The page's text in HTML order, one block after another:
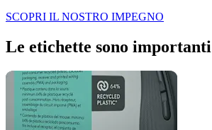
SCOPRI IL NOSTRO IMPEGNO
Le etichette sono importanti